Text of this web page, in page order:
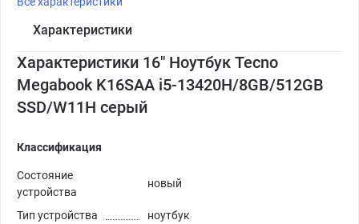
Характеристики
Характеристики 16" Ноутбук Tecno
Megabook K16SAA i5-13420H/8GB/512GB
SSD/W11H серый
Классификация
Состояние
устройства
новый
Тип устройства
ноутбук